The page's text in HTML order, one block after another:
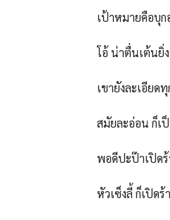
เป้าหมายคือบุก
โอ้ น่าตื่นเต้นยิ่
เขายังละเอียด
สมัยละอ่อน ก็เ
พอดีปะป๊าเปิดร้
หัวเซ็งลี้ ก็เปิดร้